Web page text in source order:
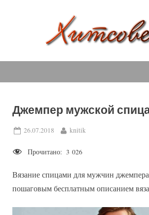
т
о
спицами,
крючком,
вязаные
модели
Джемпер мужской
Posted
26.07.2018 By
knitik
Прочитано: 3 026
Вязание спицами для мужчин
пошаговым бесплатным описанием